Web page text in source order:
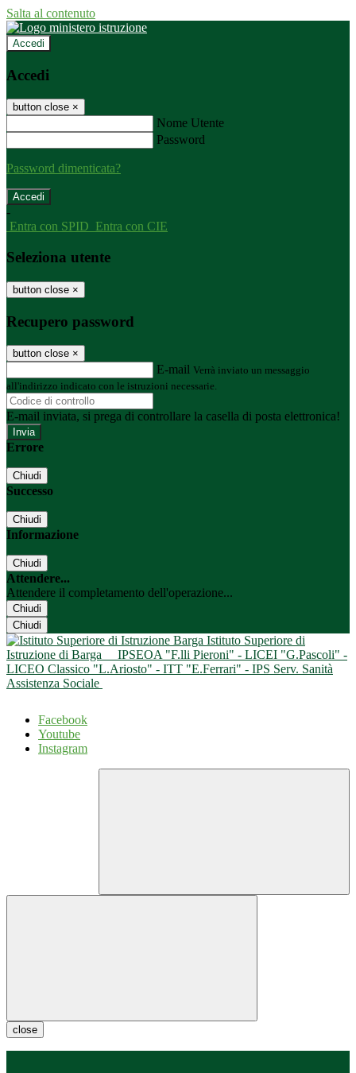
Salta al contenuto
Accedi
Accedi
button close ×
Nome Utente
Password
Password dimenticata?
-
Entra con SPID Entra con CIE
Seleziona utente
button close ×
Recupero password
button close ×
E-mail Verrà inviato un messaggio
all'indirizzo indicato con le istruzioni necessarie.
E-mail inviata, si prega di controllare la casella di posta elettronica!
Errore
Chiudi
Successo
Chiudi
Informazione
Chiudi
Attendere...
Attendere il completamento dell'operazione...
Chiudi
Chiudi
Istituto Superiore di
Istruzione di Barga
IPSEOA "F.lli Pieroni" - LICEI "G.Pascoli" -
LICEO Classico "L.Ariosto" - ITT "E.Ferrari" - IPS Serv. Sanità
Assistenza Sociale
Facebook
Youtube
Instagram
close